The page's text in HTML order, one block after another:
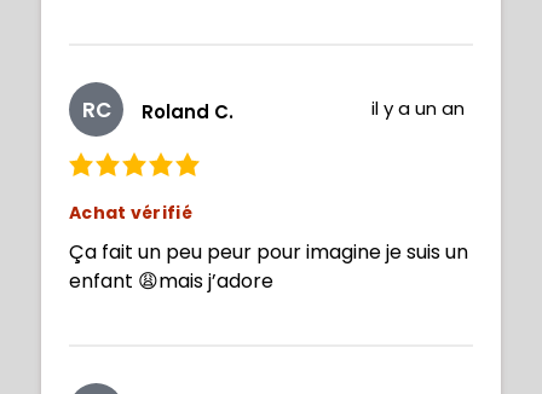
RC Roland C. il y a un an
Achat vérifié
Ça fait un peu peur pour imagine je suis un
enfant 😩mais j’adore